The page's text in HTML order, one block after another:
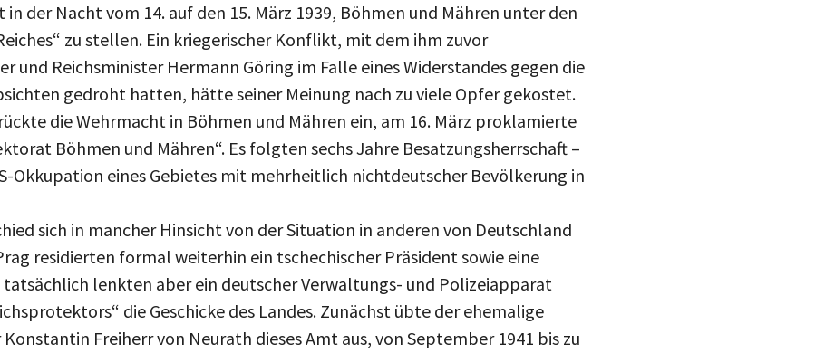
der Nacht vom 14. auf den 15. März 1939, Böhmen und Mähren unter den
zu stellen. Ein kriegerischer Konflikt, mit dem ihm zuvor
und Reichsminister Hermann Göring im Falle eines Widerstandes gegen die
gedroht hatten, hätte seiner Meinung nach zu viele Opfer gekostet.
die Wehrmacht in Böhmen und Mähren ein, am 16. März proklamierte
Böhmen und Mähren“. Es folgten sechs Jahre Besatzungsherrschaft –
Okkupation eines Gebietes mit mehrheitlich nichtdeutscher Bevölkerung in
sich in mancher Hinsicht von der Situation in anderen von Deutschland
residierten formal weiterhin ein tschechischer Präsident sowie eine
tatsächlich lenkten aber ein deutscher Verwaltungs- und Polizeiapparat
die Geschicke des Landes. Zunächst übte der ehemalige
Freiherr von Neurath dieses Amt aus, von September 1941 bis zu